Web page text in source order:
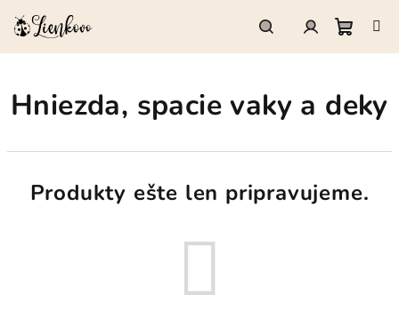
HľadaťPrihlásenie
košík
Hniezda, spacie vaky a deky
Produkty ešte len pripravujeme.